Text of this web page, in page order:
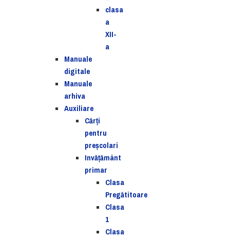
clasa
a
XII-
a
Manuale
digitale
Manuale
arhiva
Auxiliare
Cărţi
pentru
preşcolari
Invățământ
primar
Clasa
Pregătitoare
Clasa
1
Clasa